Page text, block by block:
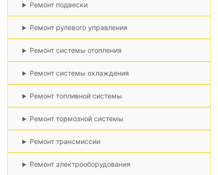
Ремонт подвески
Ремонт рулевого управления
Ремонт системы отопления
Ремонт системы охлаждения
Ремонт топливной системы
Ремонт тормозной системы
Ремонт трансмиссии
Ремонт электрооборудования